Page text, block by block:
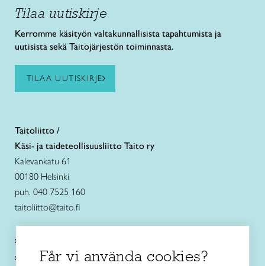
Tilaa uutiskirje
Kerromme käsityön valtakunnallisista tapahtumista ja
uutisista sekä Taitojärjestön toiminnasta.
TILAA UUTISKIRJE
Taitoliitto /
Käsi- ja taideteollisuusliitto Taito ry
Kalevankatu 61
00180 Helsinki
puh. 040 7525 160
taitoliitto@taito.fi
Ajankohtaista
Får vi använda cookies?